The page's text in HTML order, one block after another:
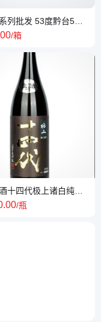
列批发 53度黔台5年
/箱
十四代极上诸白纯米
日本清酒上海经销
.00/瓶